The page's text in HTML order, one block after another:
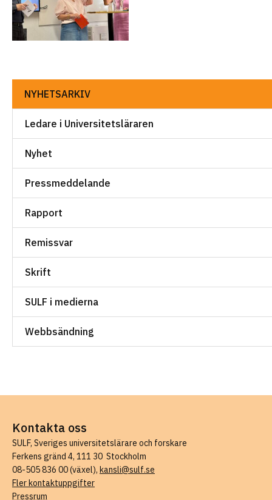
NYHETSARKIV
Ledare i Universitetsläraren
Nyhet
Pressmeddelande
Rapport
Remissvar
Skrift
SULF i medierna
Webbsändning
Kontakta oss
SULF, Sveriges universitetslärare och forskare
Ferkens gränd 4, 111 30 Stockholm
08-505 836 00 (växel), kansli@sulf.se
Fler kontaktuppgifter
Pressrum